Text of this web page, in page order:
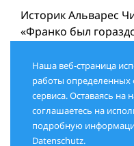
Историк Альварес
«Франко был
окружение влияло
Возможно, и
принуждало его
ариец» и, конечно,
капиталистов».
Наша веб-страница
работы определенных
сервиса. Оставаясь на
соглашаетесь на
подробную
Datenschutz.